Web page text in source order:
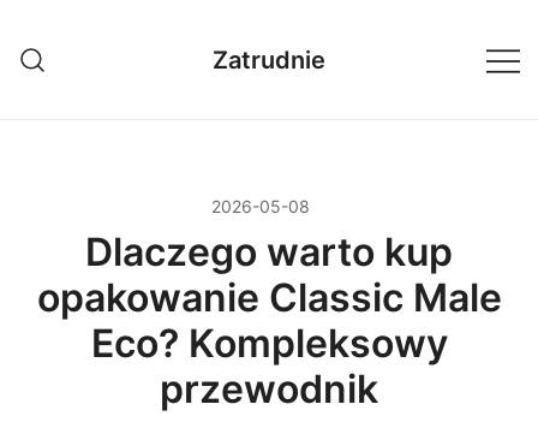
treści
Zatrudnie
2026-05-08
Dlaczego warto kup
opakowanie Classic Male
Eco? Kompleksowy
przewodnik